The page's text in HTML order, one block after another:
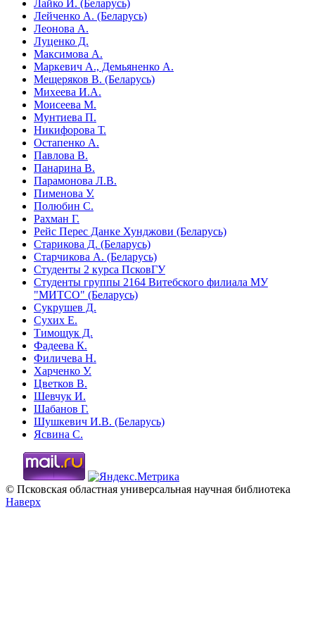
Лайко И. (Беларусь)
Лейченко А. (Беларусь)
Леонова А.
Луценко Д.
Максимова А.
Маркевич А., Демьяненко А.
Мещеряков В. (Беларусь)
Михеева И.А.
Моисеева М.
Мунтиева П.
Никифорова Т.
Остапенко А.
Павлова В.
Панарина В.
Парамонова Л.В.
Пименова У.
Полюбин С.
Рахман Г.
Рейс Перес Данке Хунджови (Беларусь)
Старикова Д. (Беларусь)
Старчикова А. (Беларусь)
Студенты 2 курса ПсковГУ
Студенты группы 2164 Витебского филиала МУ
"МИТСО" (Беларусь)
Сукрушев Д.
Сухих Е.
Тимощук Д.
Фадеева К.
Филичева Н.
Харченко У.
Цветков В.
Шевчук И.
Шабанов Г.
Шушкевич И.В. (Беларусь)
Ясвина С.
© Псковская областная универсальная научная библиотека
Наверх